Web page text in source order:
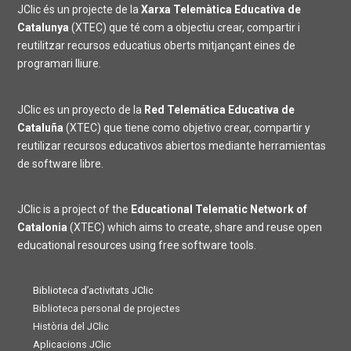
JClic és un projecte de la Xarxa Telemàtica Educativa de
Catalunya (XTEC) que té com a objectiu crear, compartir i
reutilitzar recursos educatius oberts mitjançant eines de
programari lliure.
JClic es un proyecto de la Red Telemática Educativa de
Cataluña (XTEC) que tiene como objetivo crear, compartir y
reutilizar recursos educativos abiertos mediante herramientas
de software libre.
JClic is a project of the Educational Telematic Network of
Catalonia (XTEC) which aims to create, share and reuse open
educational resources using free software tools.
Biblioteca d’activitats JClic
Biblioteca personal de projectes
Història del JClic
Aplicacions JClic